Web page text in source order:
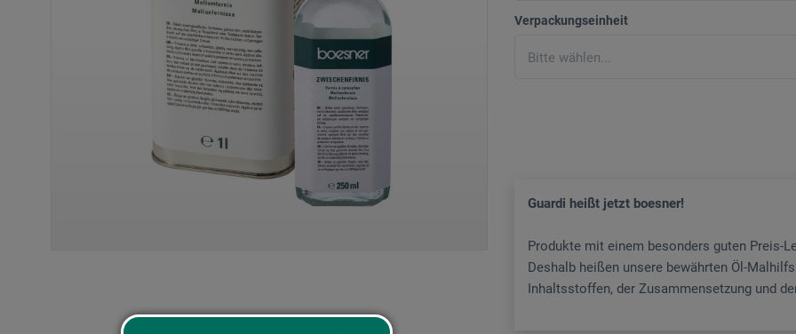
Verpackungseinheit
Guardi heißt jetzt boesner!
Produkte mit einem besonders guten Preis-
Deshalb heißen unsere bewährten Öl-
Inhaltsstoffen, der Zusammensetzung und